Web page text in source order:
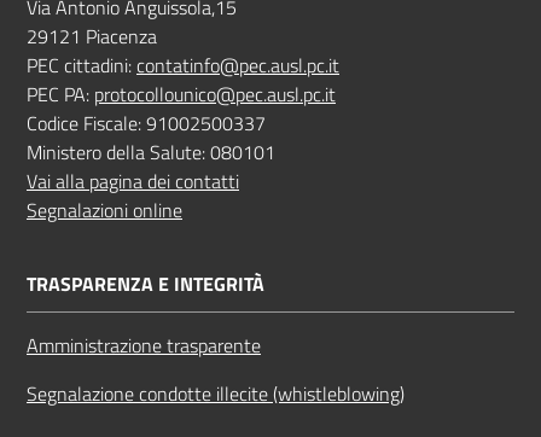
Via Antonio Anguissola,15
29121 Piacenza
PEC cittadini:contatinfo@pec.ausl.pc.it
PEC PA: protocollounico@pec.ausl.pc.it
Codice Fiscale: 91002500337
Ministero della Salute: 080101
Vai alla pagina dei contatti
Segnalazioni online
TRASPARENZA E INTEGRITÀ
Amministrazione trasparente
Segnalazione condotte illecite (whistleblowing)